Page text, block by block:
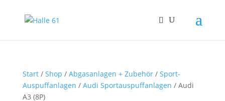
Start/ Shop / Abgasanlagen + Zubehör/ Sport-
Auspuffanlagen / Audi Sportauspuffanlagen / Audi
A3 (8P)